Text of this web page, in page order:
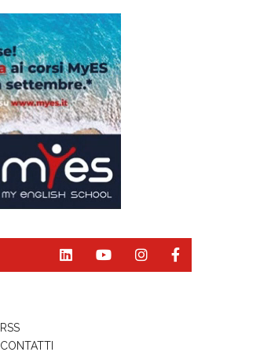
RSS
CONTATTI